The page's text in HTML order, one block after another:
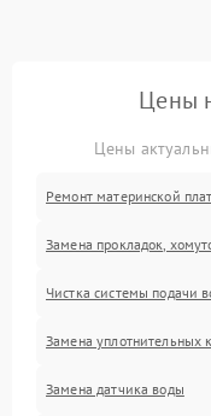
Цены
Цены
Ремонт материнской
Замена прокладок,
Чистка системы подачи
Замена уплотнительных
Замена датчика воды